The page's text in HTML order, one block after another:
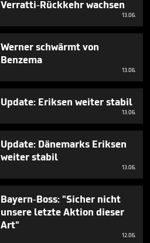
Verratti-Rückkehr wachsen
13.06.
Werner schwärmt von
Benzema
13.06.
Update: Eriksen weiter stabil
13.06.
Update: Dänemarks Eriksen
weiter stabil
13.06.
Bayern-Boss: "Sicher nicht
unsere letzte Aktion dieser
Art"
12.06.